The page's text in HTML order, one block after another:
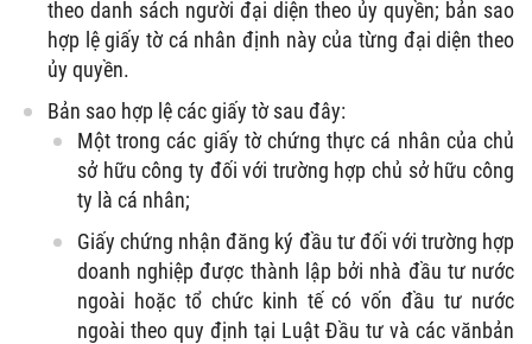
theo danh sách người đại diện theo ủy quyền; bản sao
hợp lệ giấy tờ cá nhân định này của từng đại diện theo
ủy quyền.
Bản sao hợp lệ các giấy tờ sau đây:
Một trong các giấy tờ chứng thực cá nhân của chủ
sở hữu công ty đối với trường hợp chủ sở hữu công
ty là cá nhân;
Giấy chứng nhận đăng ký đầu tư đối với trường hợp
doanh nghiệp được thành lập bởi nhà đầu tư nước
ngoài hoặc tổ chức kinh tế có vốn đầu tư nước
ngoài theo quy định tại Luật Đầu tư và các vănbản